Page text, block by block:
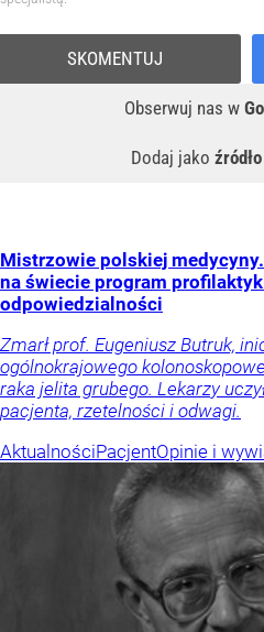
Obserwuj nas w
Dodaj jako
SKOMENTUJ
Mistrzowie polskiej
na świecie program
odpowiedzialności
Zmarł prof. Eugeniusz Butruk,
ogólnokrajowego
raka jelita grubego. Lekarzy
pacjenta, rzetelności i odwagi.
AktualnościPacjentOpinie i